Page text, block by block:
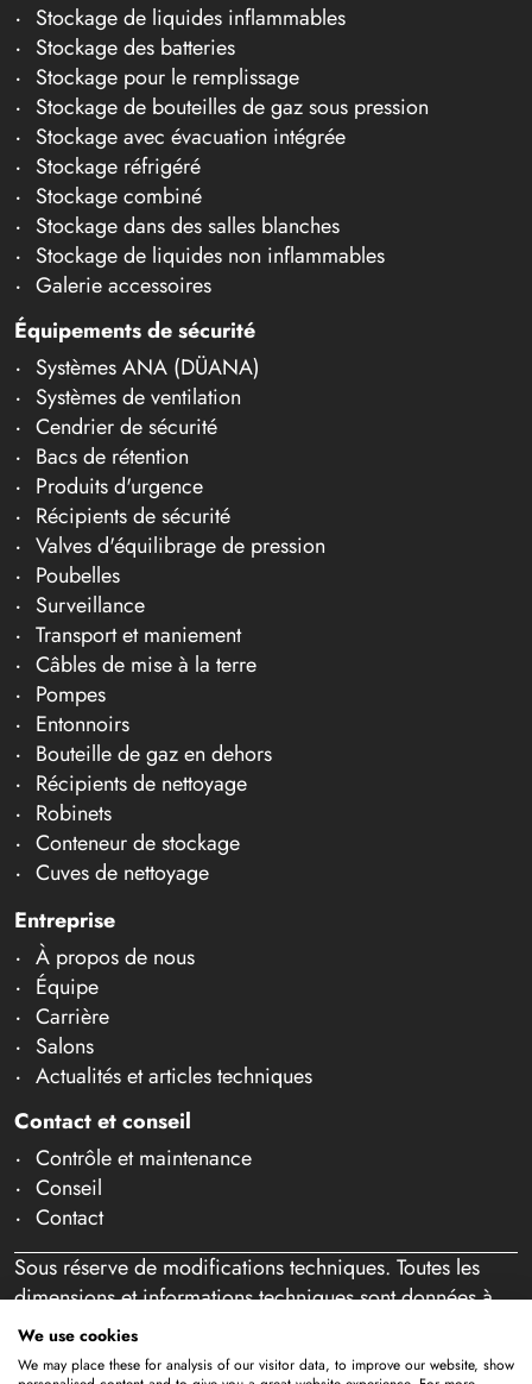
Stockage de liquides inflammables
Stockage des batteries
Stockage pour le remplissage
Stockage de bouteilles de gaz sous pression
Stockage avec évacuation intégrée
Stockage réfrigéré
Stockage combiné
Stockage dans des salles blanches
Stockage de liquides non inflammables
Galerie accessoires
Équipements de sécurité
Systèmes ANA (DÜANA)
Systèmes de ventilation
Cendrier de sécurité
Bacs de rétention
Produits d'urgence
Récipients de sécurité
Valves d'équilibrage de pression
Poubelles
Surveillance
Transport et maniement
Câbles de mise à la terre
Pompes
Entonnoirs
Bouteille de gaz en dehors
Récipients de nettoyage
Robinets
Conteneur de stockage
Cuves de nettoyage
Entreprise
À propos de nous
Équipe
Carrière
Salons
Actualités et articles techniques
Contact et conseil
Contrôle et maintenance
Conseil
Contact
Sous réserve de modifications techniques. Toutes les
dimensions et informations techniques sont données à
titre indicatif. Sous réserve d'erreurs et de fautes de
frappe. Notre offre s'adresse exclusivement aux
We use cookies
We may place these for analysis of our visitor data, to improve our website, show